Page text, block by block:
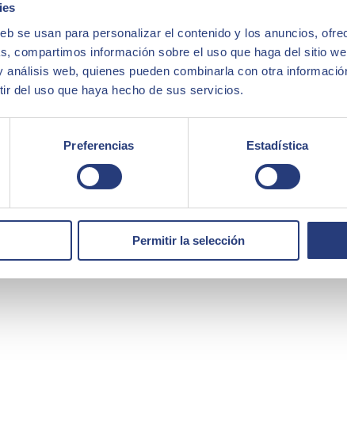
se usan para personalizar el contenido y los anuncios,
compartimos información sobre el uso que haga del sitio
análisis web, quienes pueden combinarla con otra
del uso que haya hecho de sus servicios.
Preferencias Estadística
Permitir la selección